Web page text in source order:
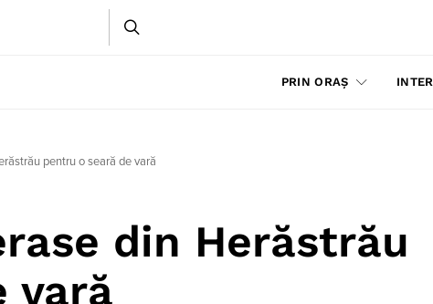
PRIN ORAȘ
pentru o seară de vară
din Herăstrău
vară